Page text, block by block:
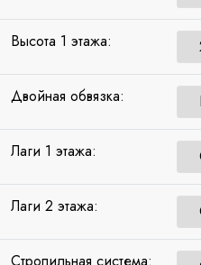
Высота 1 этажа:
Двойная обвязка:
Лаги 1 этажа:
Лаги 2 этажа: